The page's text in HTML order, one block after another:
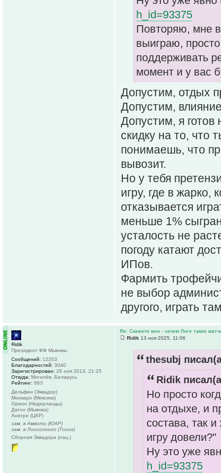
h_id=93375
Повторяю, мне
выиграю,
поддерживать
момент и у вас
Допустим, отдых
Допустим,
Допустим, я готов
скидку на то, что
понимаешь, что
вывозит.
Но у тебя
игру, где в жарко,
отказывается
меньше 1%
усталость не
погоду катают
ИПов.
Фармить
не выбор
другого, играть
Re: Скажите мне - зачем Лиге такие
Ridik 13 ноя 2025, 11:06
thesubj
Ridik
Но просто
на отдыхе, и
состава, так
игру довели?"
Ну это уже
h_id=93375
Ridik
Президент ФФ Мьянмы
Сообщений: 12203
Благодарностей: 3040
Зарегистрирован: 26 ноя 2013, 21:25
Откуда: Могилёв, Беларусь
Рейтинг: 863
Дельфин (Эквадор)
Монкаро (Мексика)
Орион (Нидерланды)
Дагон (Мьянма)
Анегри (ЦАР)
зам. в Амвоти (ЮАР)
зам. в Лонголонго (Тонга)
Сборная Эквадора (нац.)